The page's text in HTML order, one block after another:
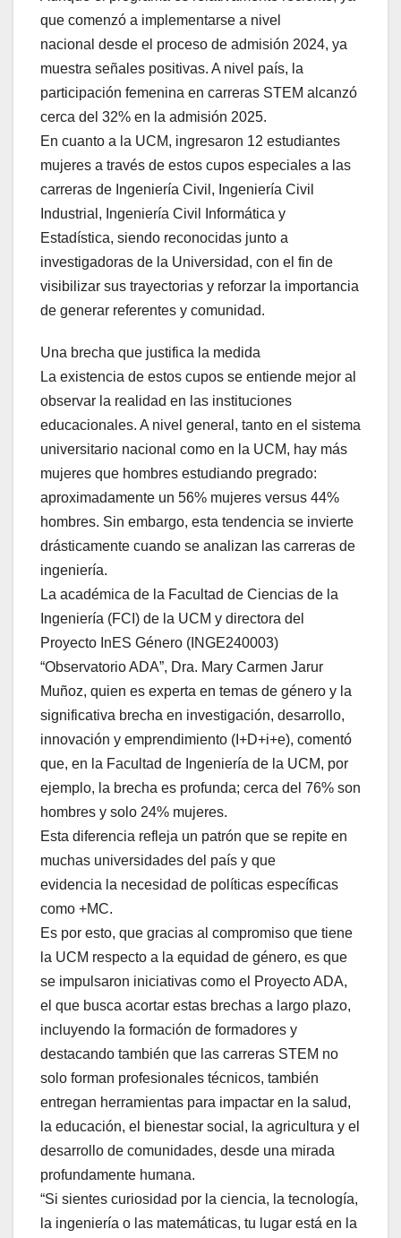
que comenzó a implementarse a nivel
nacional desde el proceso de admisión 2024, ya
muestra señales positivas. A nivel país, la
participación femenina en carreras STEM alcanzó
cerca del 32% en la admisión 2025.
En cuanto a la UCM, ingresaron 12 estudiantes
mujeres a través de estos cupos especiales a las
carreras de Ingeniería Civil, Ingeniería Civil
Industrial, Ingeniería Civil Informática y
Estadística, siendo reconocidas junto a
investigadoras de la Universidad, con el fin de
visibilizar sus trayectorias y reforzar la importancia
de generar referentes y comunidad.
Una brecha que justifica la medida
La existencia de estos cupos se entiende mejor al
observar la realidad en las instituciones
educacionales. A nivel general, tanto en el sistema
universitario nacional como en la UCM, hay más
mujeres que hombres estudiando pregrado:
aproximadamente un 56% mujeres versus 44%
hombres. Sin embargo, esta tendencia se invierte
drásticamente cuando se analizan las carreras de
ingeniería.
La académica de la Facultad de Ciencias de la
Ingeniería (FCI) de la UCM y directora del
Proyecto InES Género (INGE240003)
“Observatorio ADA”, Dra. Mary Carmen Jarur
Muñoz, quien es experta en temas de género y la
significativa brecha en investigación, desarrollo,
innovación y emprendimiento (I+D+i+e), comentó
que, en la Facultad de Ingeniería de la UCM, por
ejemplo, la brecha es profunda; cerca del 76% son
hombres y solo 24% mujeres.
Esta diferencia refleja un patrón que se repite en
muchas universidades del país y que
evidencia la necesidad de políticas específicas
como +MC.
Es por esto, que gracias al compromiso que tiene
la UCM respecto a la equidad de género, es que
se impulsaron iniciativas como el Proyecto ADA,
el que busca acortar estas brechas a largo plazo,
incluyendo la formación de formadores y
destacando también que las carreras STEM no
solo forman profesionales técnicos, también
entregan herramientas para impactar en la salud,
la educación, el bienestar social, la agricultura y el
desarrollo de comunidades, desde una mirada
profundamente humana.
“Si sientes curiosidad por la ciencia, la tecnología,
la ingeniería o las matemáticas, tu lugar está en la